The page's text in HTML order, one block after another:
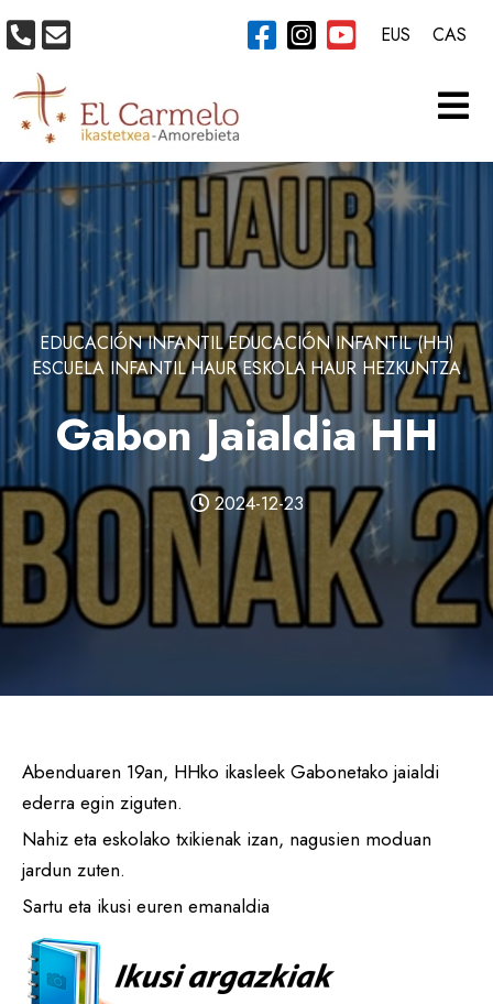
EDUCACIÓN INFANTILEDUCACIÓN INFANTIL (HH)
ESCUELA INFANTILHAUR ESKOLA HAUR HEZKUNTZA
Gabon Jaialdia HH
2024-12-23
Abenduaren 19an, HHko ikasleek Gabonetako jaialdi
ederra egin ziguten.
Nahiz eta eskolako txikienak izan, nagusien moduan
jardun zuten.
Sartu eta ikusi euren emanaldia
EUS CAS